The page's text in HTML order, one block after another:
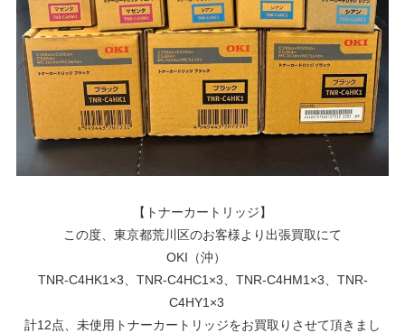
【トナーカートリッジ】
この度、東京都荒川区のお客様より出張買取にて
OKI（沖）
TNR-C4HK1×3、TNR-C4HC1×3、TNR-C4HM1×3、TNR-
C4HY1×3
計12点、未使用トナーカートリッジをお買取りさせて頂きまし